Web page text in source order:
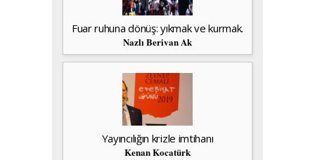
Fuar ruhuna dönüş: yıkmak ve kurmak.
Nazlı Berivan Ak
Yayıncılığın krizle imtihanı
Kenan Kocatürk